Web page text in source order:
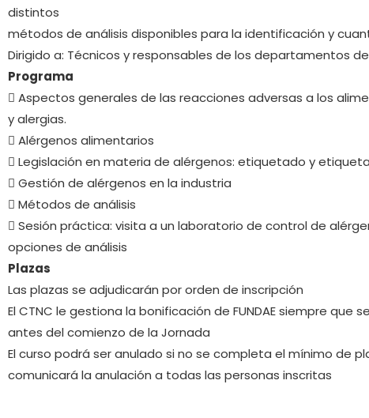
distintos
métodos de análisis disponibles para la identificación y
Dirigido a: Técnicos y responsables de los departamentos
Programa
 Aspectos generales de las reacciones adversas a los
y alergias.
 Alérgenos alimentarios
 Legislación en materia de alérgenos: etiquetado y
 Gestión de alérgenos en la industria
 Métodos de análisis
 Sesión práctica: visita a un laboratorio de control de
opciones de análisis
Plazas
Las plazas se adjudicarán por orden de inscripción
El CTNC le gestiona la bonificación de FUNDAE siempre que
antes del comienzo de la Jornada
El curso podrá ser anulado si no se completa el mínimo de
comunicará la anulación a todas las personas inscritas